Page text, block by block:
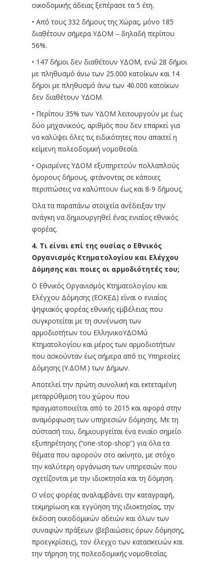
οικοδομικής άδειας ξεπέρασε τα 5 έτη.
• Από τους 332 δήμους της Χώρας, μόνο 185
διαθέτουν σήμερα ΥΔΟΜ – δηλαδή περίπου
56%.
• 147 δήμοι δεν διαθέτουν ΥΔΟΜ, ενώ 28 δήμοι
με πληθυσμό άνω των 25.000 κατοίκων και 14
δήμοι με πληθυσμό άνω των 40.000 κατοίκων
δεν διαθέτουν ΥΔΟΜ.
• Περίπου 35% των ΥΔΟΜ λειτουργούν με έως
δύο μηχανικούς, αριθμός που δεν επαρκεί για
να καλύψει όλες τις ειδικότητες που απαιτεί η
κείμενη πολεοδομική νομοθεσία.
• Ορισμένες ΥΔΟΜ εξυπηρετούν πολλαπλούς
όμορους δήμους, φτάνοντας σε κάποιες
περιπτώσεις να καλύπτουν έως και 8-9 δήμους.
Όλα τα παραπάνω στοιχεία ανέδειξαν την
ανάγκη να δημιουργηθεί ένας ενιαίος εθνικός
φορέας.
4. Τι είναι επί της ουσίας ο Εθνικός
Οργανισμός Κτηματολογίου και Ελέγχου
Δόμησης και ποιες οι αρμοδιότητές του;
Ο Εθνικός Οργανισμός Κτηματολογίου και
Ελέγχου Δόμησης (ΕΟΚΕΔ) είναι ο ενιαίος
ψηφιακός φορέας εθνικής εμβέλειας που
συγκροτείται με τη συνένωση των
αρμοδιοτήτων του ΕλληνικοΥΔΟΜύ
Κτηματολογίου και μέρος των αρμοδιοτήτων
που ασκούνταν έως σήμερα από τις Υπηρεσίες
Δόμησης (Υ.ΔΟΜ.) των Δήμων.
Αποτελεί την πρώτη συνολική και εκτεταμένη
μεταρρύθμιση του χώρου που
πραγματοποιείται από το 2015 και αφορά στην
αναμόρφωση των υπηρεσιών δόμησης. Με τη
σύστασή του, δημιουργείται ένα ενιαίο σημείο
εξυπηρέτησης (“one-stop-shop”) για όλα τα
θέματα που αφορούν στο ακίνητο, με στόχο
την καλύτερη οργάνωση των υπηρεσιών που
σχετίζονται με την ιδιοκτησία και τη δόμηση.
Ο νέος φορέας αναλαμβάνει την καταγραφή,
τεκμηρίωση και εγγύηση της ιδιοκτησίας, την
έκδοση οικοδομικών αδειών και όλων των
συναφών πράξεων (βεβαιώσεις όρων δόμησης,
προεγκρίσεις), τον έλεγχο των κατασκευών και
την τήρηση της πολεοδομικής νομοθεσίας.